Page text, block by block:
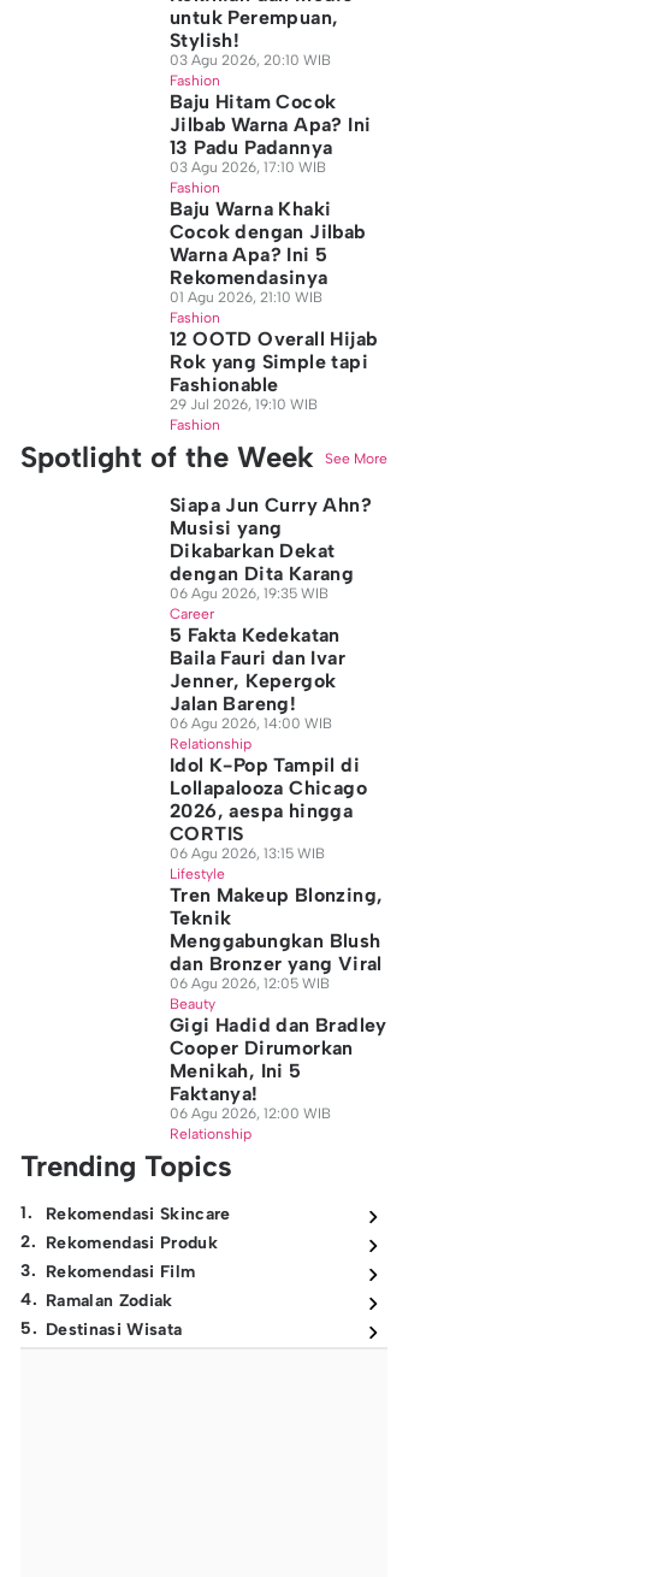
untuk Perempuan,
Stylish!
03 Agu 2026, 20:10 WIB
Fashion
Baju Hitam Cocok
Jilbab Warna Apa? Ini
13 Padu Padannya
03 Agu 2026, 17:10 WIB
Fashion
Baju Warna Khaki
Cocok dengan Jilbab
Warna Apa? Ini 5
Rekomendasinya
01 Agu 2026, 21:10 WIB
Fashion
12 OOTD Overall Hijab
Rok yang Simple tapi
Fashionable
29 Jul 2026, 19:10 WIB
Fashion
Spotlight of the Week See More
Siapa Jun Curry Ahn?
Musisi yang
Dikabarkan Dekat
dengan Dita Karang
06 Agu 2026, 19:35 WIB
Career
5 Fakta Kedekatan
Baila Fauri dan Ivar
Jenner, Kepergok
Jalan Bareng!
06 Agu 2026, 14:00 WIB
Relationship
Idol K-Pop Tampil di
Lollapalooza Chicago
2026, aespa hingga
CORTIS
06 Agu 2026, 13:15 WIB
Lifestyle
Tren Makeup Blonzing,
Teknik
Menggabungkan Blush
dan Bronzer yang Viral
06 Agu 2026, 12:05 WIB
Beauty
Gigi Hadid dan Bradley
Cooper Dirumorkan
Menikah, Ini 5
Faktanya!
06 Agu 2026, 12:00 WIB
Relationship
Trending Topics
1.
Rekomendasi Skincare
2. Rekomendasi Produk
3. Rekomendasi Film
4. Ramalan Zodiak
5. Destinasi Wisata